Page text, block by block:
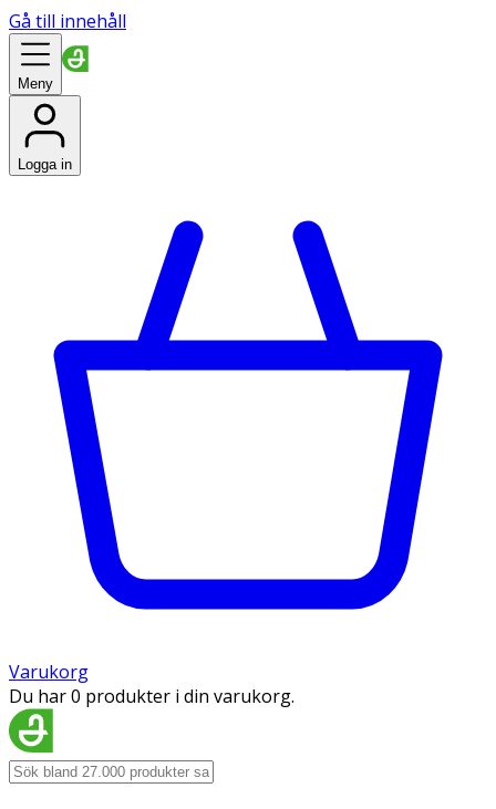
Gå till innehåll
Meny
Logga in
Varukorg
Du har 0 produkter i din varukorg.